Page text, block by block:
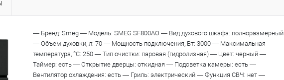
Код товара:57031
— Бренд: Smeg — Модель: SMEG SF800AO — Вид духового шкафа: полноразмерный
— Объем духовки, л: 70 — Мощность подключения, Вт: 3000 — Максимальная
температура, °С: 250 — Тип очистки: паровая (гидролизная) — Цвет: черный —
Таймер: есть — Открытие дверцы: откидная — Подсветка камеры: есть —
Вентилятор охлаждения: есть — Гриль: электрический — Функция СВЧ: нет —